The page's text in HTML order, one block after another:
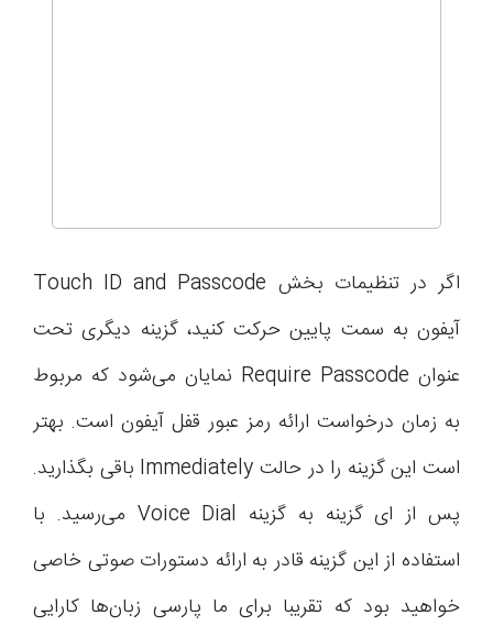
اگر در تنظیمات بخش Touch ID and Passcode
آیفون به سمت پایین حرکت کنید، گزینه دیگری تحت
عنوان Require Passcode نمایان می‌شود که مربوط
به زمان درخواست ارائه رمز عبور قفل آیفون است. بهتر
است این گزینه را در حالت Immediately باقی بگذارید.
پس از ای گزینه به گزینه Voice Dial می‌رسید. با
استفاده از این گزینه قادر به ارائه دستورات صوتی خاصی
خواهید بود که تقریبا برای ما پارسی زبان‌ها کارایی